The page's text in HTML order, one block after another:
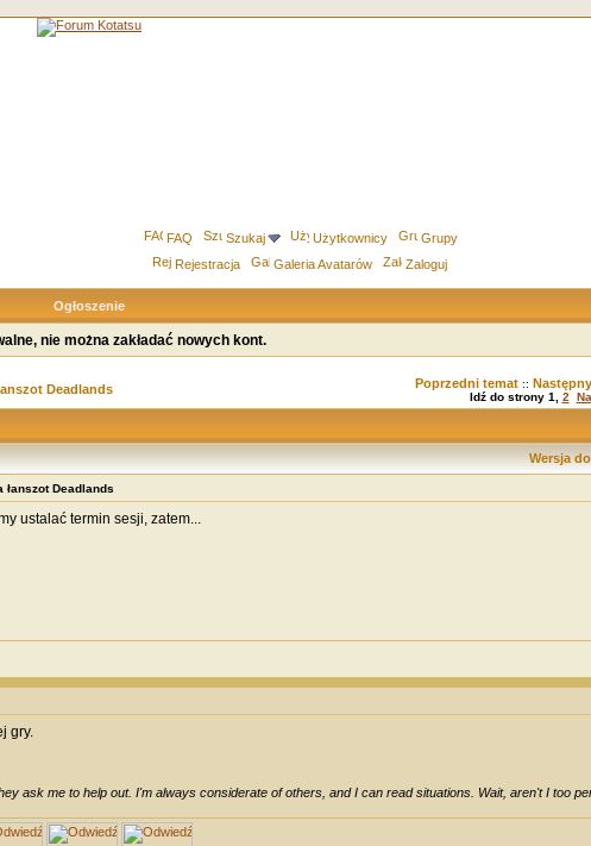
FAQ Szukaj Użytkownicy
Grupy
Rejestracja
Galeria Avatarów Zaloguj
Ogłoszenie
nie można zakładać nowych kont.
Deadlands Poprzedni temat::
Idź do strony 1 2
Wersja
łanszot Deadlands
ustalać termin sesji, zatem...
gry.
ask me to help out. I'm always considerate of others, and I can read situations. Wait, aren't I too